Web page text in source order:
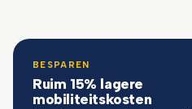
BESPAREN
Ruim 15% lagere
mobiliteitskosten